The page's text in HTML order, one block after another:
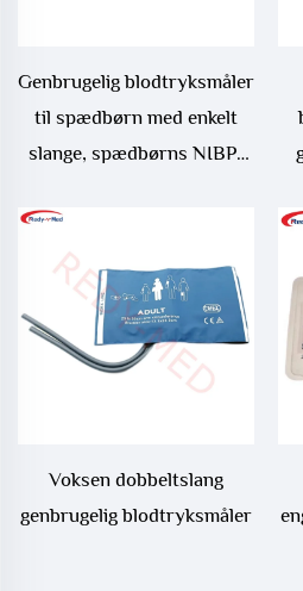
Genbrugelig blodtryksmåler
til spædbørn med enkelt
slange, spædbørns NIBP-
Voksen dobbeltslang
genbrugelig blodtryksmåler